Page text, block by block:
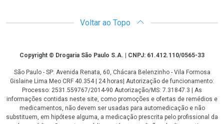
Voltar ao Topo
CopyrightCopyright © Drogaria São Paulo S.A. | CNPJ: 61.412.110/0565-33
São Paulo - SP: Avenida Renata, 60, Chácara Belenzinho - Vila Formosa
Gislaine Lima Meo CRF 40.354 | 24 horas| Autorização de funcionamento:
Processo: 2531.559767/2014-90 Autorização/MS: 7.31847.3 | As
informações contidas neste site, como promoções e ofertas de remédios e
medicamentos, não devem ser usadas para automedicação e não
substituem, em hipótese alguma, a medicação prescrita pelo profissional da